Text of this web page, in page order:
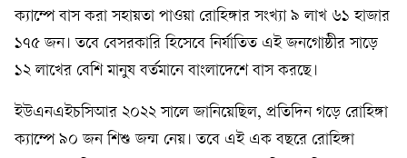
ক্যাম্পে বাস করা সহায়তা পাওয়া রোহিঙ্গার সংখ্যা ৯ লাখ ৬১ হাজার
১৭৫ জন। তবে বেসরকারি হিসেবে নির্যাতিত এই জনগোষ্ঠীর সাড়ে
১২ লাখের বেশি মানুষ বর্তমানে বাংলাদেশে বাস করছে।
ইউএনএইচসিআর ২০২২ সালে জানিয়েছিল, প্রতিদিন গড়ে রোহিঙ্গা
ক্যাম্পে ৯০ জন শিশু জন্ম নেয়। তবে এই এক বছরে রোহিঙ্গা